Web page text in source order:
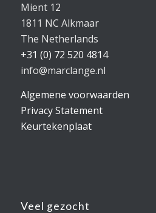
Mient 12
1811 NC Alkmaar
The Netherlands
+31 (0) 72 520 4814
info@marclange.nl
Algemene voorwaarden
Privacy Statement
Keurtekenplaat
Veel gezocht